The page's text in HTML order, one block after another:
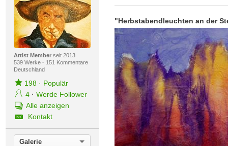
Fokus-Werke
Neue Werke – Auswahl
Alle neuen Werke
Artist Memberseit 2013
539 Werke · 151 Kommentare
Deutschland
198· Populär
4 · Werde Follower
Alle anzeigen
Kontakt
Galerie
"Herbstabendleuchten an der